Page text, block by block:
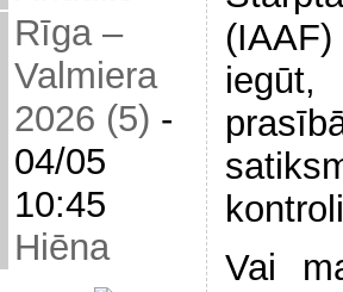
Rīga –
Valmiera
2026 (5) -
04/05
10:45
Hiēna
Vai